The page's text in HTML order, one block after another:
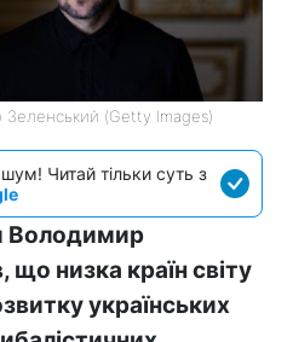
(Getty Images)
Читай тільки суть з
Володимир
що низка країн світу
українських